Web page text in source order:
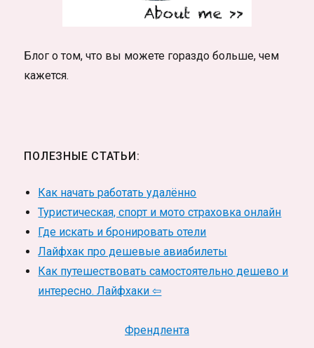
Блог о том, что вы можете гораздо больше, чем
кажется.
ПОЛЕЗНЫЕ СТАТЬИ:
Как начать работать удалённо
Туристическая, спорт и мото страховка онлайн
Где искать и бронировать отели
Лайфхак про дешевые авиабилеты
Как путешествовать самостоятельно дешево и
интересно. Лайфхаки ⇦
Френдлента